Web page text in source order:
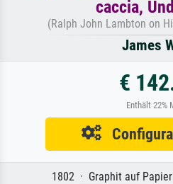
caccia,
(Ralph John Lambton on
James
€
Enthält 22%
Configura
1802 · Graphit auf